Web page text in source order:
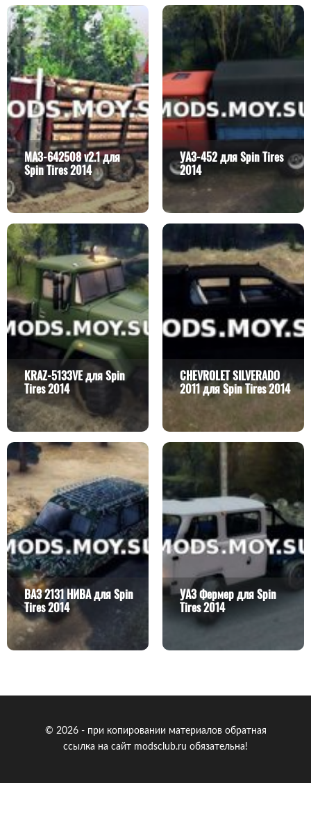
МАЗ-642508 v2.1 для
Spin Tires 2014
УАЗ-452 для Spin Tires
2014
KRAZ-5133VE для Spin
Tires 2014
CHEVROLET SILVERADO
2011 для Spin Tires 2014
ВАЗ 2131 НИВА для Spin
Tires 2014
УАЗ Фермер для Spin
Tires 2014
© 2026 - при копировании материалов обратная
ссылка на сайт modsclub.ru обязательна!